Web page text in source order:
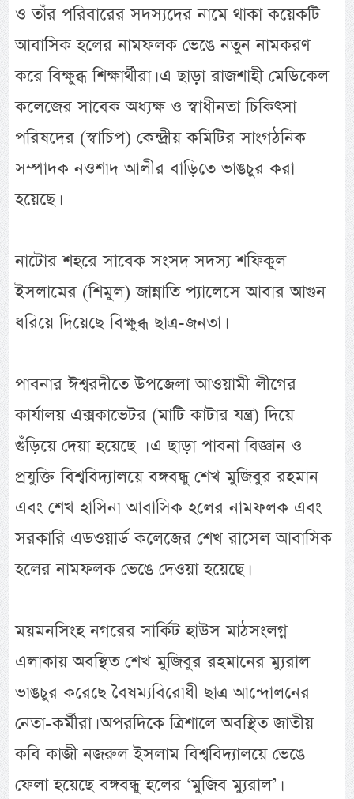
ও তাঁর পরিবারের সদস্যদের নামে থাকা কয়েকটি
আবাসিক হলের নামফলক ভেঙে নতুন নামকরণ
করে বিক্ষুব্ধ শিক্ষার্থীরা। এ ছাড়া রাজশাহী মেডিকেল
কলেজের সাবেক অধ্যক্ষ ও স্বাধীনতা চিকিৎসা
পরিষদের (স্বাচিপ) কেন্দ্রীয় কমিটির সাংগঠনিক
সম্পাদক নওশাদ আলীর বাড়িতে ভাঙচুর করা
হয়েছে।
নাটোর শহরে সাবেক সংসদ সদস্য শফিকুল
ইসলামের (শিমুল) জান্নাতি প্যালেসে আবার আগুন
ধরিয়ে দিয়েছে বিক্ষুব্ধ ছাত্র-জনতা।
পাবনার ঈশ্বরদীতে উপজেলা আওয়ামী লীগের
কার্যালয় এক্সকাভেটর (মাটি কাটার যন্ত্র) দিয়ে
গুঁড়িয়ে দেয়া হয়েছে । এ ছাড়া পাবনা বিজ্ঞান ও
প্রযুক্তি বিশ্ববিদ্যালয়ে বঙ্গবন্ধু শেখ মুজিবুর রহমান
এবং শেখ হাসিনা আবাসিক হলের নামফলক এবং
সরকারি এডওয়ার্ড কলেজের শেখ রাসেল আবাসিক
হলের নামফলক ভেঙে দেওয়া হয়েছে।
ময়মনসিংহ নগরের সার্কিট হাউস মাঠসংলগ্ন
এলাকায় অবস্থিত শেখ মুজিবুর রহমানের ম্যুরাল
ভাঙচুর করেছে বৈষম্যবিরোধী ছাত্র আন্দোলনের
নেতা-কর্মীরা। অপরদিকে ত্রিশালে অবস্থিত জাতীয়
কবি কাজী নজরুল ইসলাম বিশ্ববিদ্যালয়ে ভেঙে
ফেলা হয়েছে বঙ্গবন্ধু হলের ‘মুজিব ম্যুরাল’।